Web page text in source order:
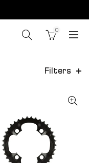
0
Filters